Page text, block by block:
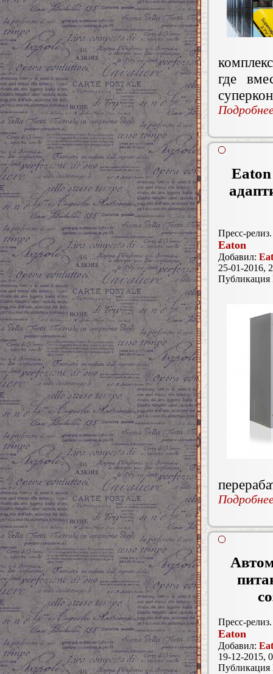
где
Пресс-релиз.
Eaton
Добавил:
25-01-2016,
Пресс-релиз.
Eaton
Добавил:
19-12-2015,